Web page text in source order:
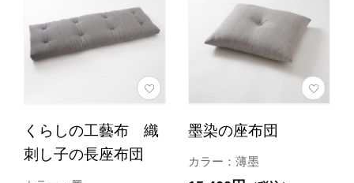
くらしの工藝布 織
刺し子の長座布団
墨染の座布団
カラー：薄墨